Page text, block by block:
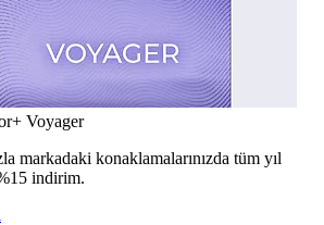
Voyager
markadaki konaklamalarınızda tüm yıl
indirim.